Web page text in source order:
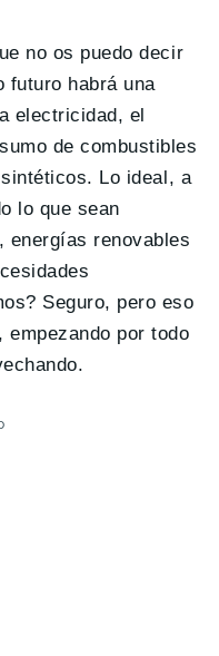
no os puedo decir
futuro habrá una
electricidad, el
de combustibles
Lo ideal, a
lo que sean
energías renovables
Seguro, pero eso
por todo